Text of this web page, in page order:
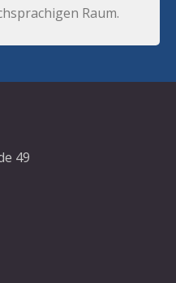
Raum.
49